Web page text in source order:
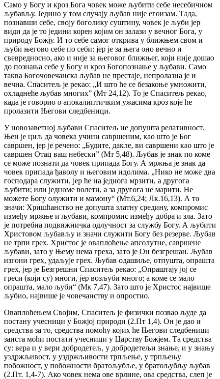
Само у Богу и кроз Бога човек може љубити себе несебичном
љубављу. Једино у том случају љубав није егоизам. Тада,
познавши себе, своју боголику суштину, човек је љуби јер
види да је то једини корен којим он залази у вечног Бога, у
природу Божју. И то себе самог открива у ближњем свом и
љуби његово себе по себи: јер је за њега оно вечно и
свевредносно, ако и није за његовог ближњег, који није дошао
до познања себе у Богу и кроз Богопознање у љубави. Само
таква Богочовечанска љубав не престаје, непролазна је и
вечна. Спаситељ је рекао: „И што ће се безакоње умножити,
охладнеће љубав многих” (Мт 24,12). То је Спаситељ рекао,
када је говорио о апокалиптичким ужасима кроз које ће
пролазити Његови следбеници.
У новозаветној љубави Спаситељ не допушта релативност.
Њен је циљ да човека учини савршеним, као што је Бог
савршен, јер је речено: „Будите, дакле, ви савршени као што је
савршен Отац ваш небески” (Мт 5,48). Љубав је знак по коме
се може познати да човек припада Богу. А мржња је знак да
човек припада ђаволу и његовим идолима. „Нико не може два
господара служити, јер ће на једнога мрзити, а другога
љубити; или једноме волети, а за другога не марити. Не
можете Богу олужити и мамону“ (Мт.6,24; Лк.16,13). А то
значи: Хришћанство не допушта златну средину, компромис
између мржње и љубави, компромис између добра и зла. Зато
је потребна подвижничка одлучност за службу Богу. А љубити
Христовом љубављу и значи служити Богу без резерве. Љубав
не трпи грех. Христос је оваплоћење апсолутне, савршене
љубави, зато у Њему нема греха, зато је Он безгрешан. Љубав
изгони грех, удаљује грех. Љубав одашиље, отпушта, опрашта
грех, јер је Безгрешни Спаситељ рекао: „Опраштају јој се
греси (који су) многи, јер возљуби много; а коме се мало
опрашта, мало љуби“ (Мк 7,47). Зато што је Христос највише
љубио, највише је човечанству и опростио.
Оваплоћењем Својим, Спаситељ је физички позвао људе да
постану учесници у Божјој природи (2.Пт 1,4). Он је дао и
средства за то, средства помоћу којих ће Његови следбеници
заиста моћи постати учесници у Царству Божјем. Та средства
су: вера и у вери добродетељ, у добродетељи знање, и у знању
уздржљивост, у уздржљивости трпљење, у трпљењу
побожност, у побожности братољубље, у братољубљу љубав
(2.Пт. 1,4-7). Ако човек нема ове врлине, ова средства, слеп је